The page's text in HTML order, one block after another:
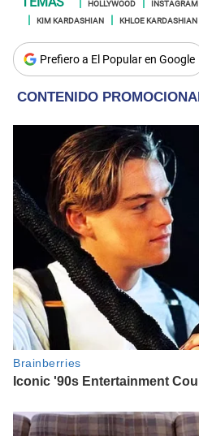
KIM KARDASHIAN
KHLOE KARDASHIAN
Prefiero a El Popular en Google